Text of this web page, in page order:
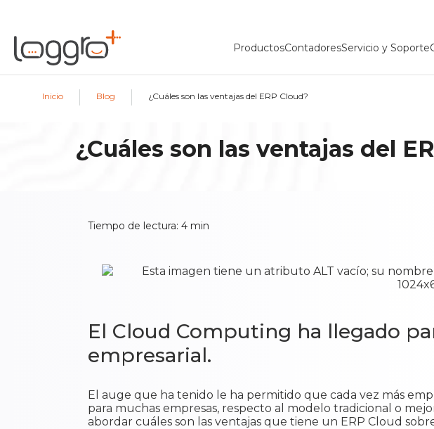
ProductosContadoresServicio y Soporte
Inicio | Blog | ¿Cuáles son las ventajas del ERP Cloud?
¿Cuáles son las ventajas del
Tiempo de lectura: 4 min
El Cloud Computing ha llegado
empresarial.
El auge que ha tenido le ha permitido que cada vez más
para muchas empresas, respecto al modelo tradicional o
abordar cuáles son las ventajas que tiene un ERP Cloud